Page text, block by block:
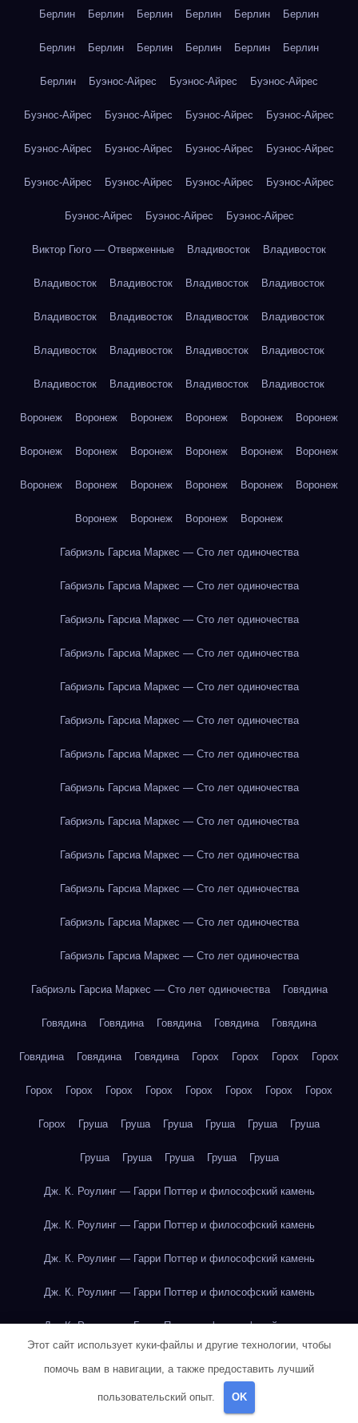
Берлин Берлин Берлин Берлин Берлин Берлин
Берлин Берлин Берлин Берлин Берлин Берлин
Берлин Буэнос-Айрес Буэнос-Айрес Буэнос-Айрес
Буэнос-Айрес Буэнос-Айрес Буэнос-Айрес Буэнос-Айрес
Буэнос-Айрес Буэнос-Айрес Буэнос-Айрес Буэнос-Айрес
Буэнос-Айрес Буэнос-Айрес Буэнос-Айрес Буэнос-Айрес
Буэнос-Айрес Буэнос-Айрес Буэнос-Айрес
Виктор Гюго — Отверженные Владивосток Владивосток
Владивосток Владивосток Владивосток Владивосток
Владивосток Владивосток Владивосток Владивосток
Владивосток Владивосток Владивосток Владивосток
Владивосток Владивосток Владивосток Владивосток
Воронеж Воронеж Воронеж Воронеж Воронеж Воронеж
Воронеж Воронеж Воронеж Воронеж Воронеж Воронеж
Воронеж Воронеж Воронеж Воронеж Воронеж Воронеж
Воронеж Воронеж Воронеж Воронеж
Габриэль Гарсиа Маркес — Сто лет одиночества
Габриэль Гарсиа Маркес — Сто лет одиночества
Габриэль Гарсиа Маркес — Сто лет одиночества
Габриэль Гарсиа Маркес — Сто лет одиночества
Габриэль Гарсиа Маркес — Сто лет одиночества
Габриэль Гарсиа Маркес — Сто лет одиночества
Габриэль Гарсиа Маркес — Сто лет одиночества
Габриэль Гарсиа Маркес — Сто лет одиночества
Габриэль Гарсиа Маркес — Сто лет одиночества
Габриэль Гарсиа Маркес — Сто лет одиночества
Габриэль Гарсиа Маркес — Сто лет одиночества
Габриэль Гарсиа Маркес — Сто лет одиночества
Габриэль Гарсиа Маркес — Сто лет одиночества
Габриэль Гарсиа Маркес — Сто лет одиночества Говядина
Говядина Говядина Говядина Говядина Говядина
Говядина Говядина Говядина Горох Горох Горох Горох
Горох Горох Горох Горох Горох Горох Горох Горох
Горох Груша Груша Груша Груша Груша Груша
Груша Груша Груша Груша Груша
Дж. К. Роулинг — Гарри Поттер и философский камень
Дж. К. Роулинг — Гарри Поттер и философский камень
Дж. К. Роулинг — Гарри Поттер и философский камень
Дж. К. Роулинг — Гарри Поттер и философский камень
Дж. К. Роулинг — Гарри Поттер и философский камень
Дж. К. Роулинг — Гарри Поттер и философский камень
Этот сайт использует куки-файлы и другие технологии, чтобы
помочь вам в навигации, а также предоставить лучший
пользовательский опыт. OK